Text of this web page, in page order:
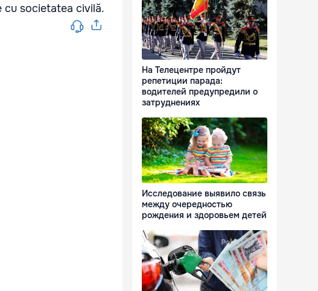
cu societatea civilă.
На Телецентре пройдут
репетиции парада:
водителей предупредили о
затруднениях
Исследование выявило связь
между очередностью
рождения и здоровьем детей